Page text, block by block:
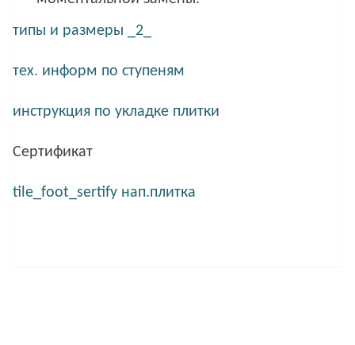
типы и размеры _2_
тех. информ по ступеням
инструкция по укладке плитки
Сертификат
tile_foot_sertify нап.плитка